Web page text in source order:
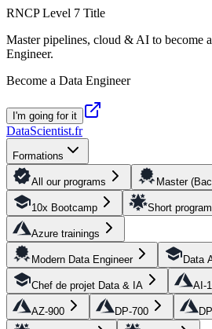
RNCP Level 7 Title
Master pipelines, cloud & AI to become
Engineer.
Become a Data Engineer
I'm going for it
DataScientist.fr
Formations
All our programs Master
10x Bootcamp Short
Azure trainings
Modern Data Engineer Data
Chef de projet Data & IA AI-
AZ-900 DP-700